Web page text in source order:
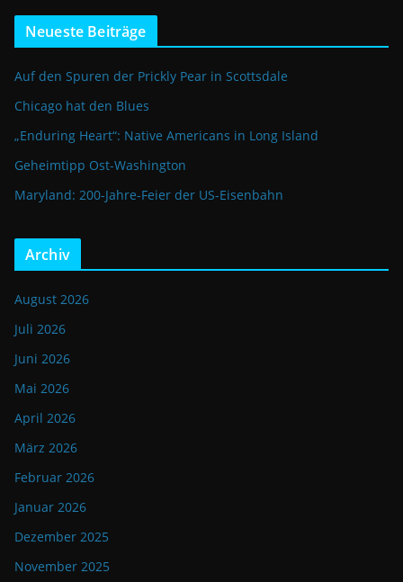
Neueste Beiträge
Auf den Spuren der Prickly Pear in Scottsdale
Chicago hat den Blues
„Enduring Heart“: Native Americans in Long Island
Geheimtipp Ost-Washington
Maryland: 200-Jahre-Feier der US-Eisenbahn
Archiv
August 2026
Juli 2026
Juni 2026
Mai 2026
April 2026
März 2026
Februar 2026
Januar 2026
Dezember 2025
November 2025